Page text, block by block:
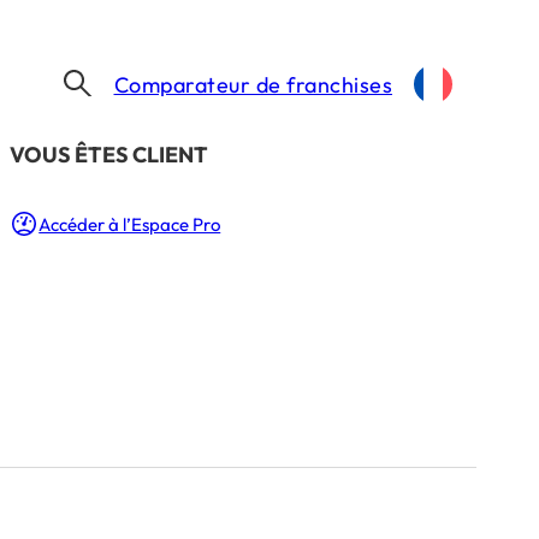
​VOUS ÊTES CLIENT
Accéder à l’Espace Pro
Comparateur de franchises
de